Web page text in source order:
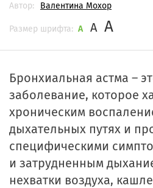
Автор:
Валентина Мохор
Размер шрифта: A A A
Бронхиальная астма –
заболевание, которое
хроническим
дыхательных путях и
специфическими
и затрудненным
нехватки воздуха,